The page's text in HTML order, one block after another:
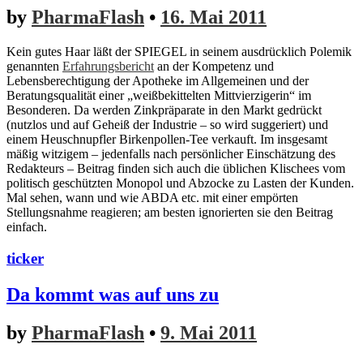
by PharmaFlash • 16. Mai 2011
Kein gutes Haar läßt der SPIEGEL in seinem ausdrücklich Polemik
genannten Erfahrungsbericht an der Kompetenz und
Lebensberechtigung der Apotheke im Allgemeinen und der
Beratungsqualität einer „weißbekittelten Mittvierzigerin“ im
Besonderen. Da werden Zinkpräparate in den Markt gedrückt
(nutzlos und auf Geheiß der Industrie – so wird suggeriert) und
einem Heuschnupfler Birkenpollen-Tee verkauft. Im insgesamt
mäßig witzigem – jedenfalls nach persönlicher Einschätzung des
Redakteurs – Beitrag finden sich auch die üblichen Klischees vom
politisch geschützten Monopol und Abzocke zu Lasten der Kunden.
Mal sehen, wann und wie ABDA etc. mit einer empörten
Stellungsnahme reagieren; am besten ignorierten sie den Beitrag
einfach.
ticker
Da kommt was auf uns zu
by PharmaFlash • 9. Mai 2011